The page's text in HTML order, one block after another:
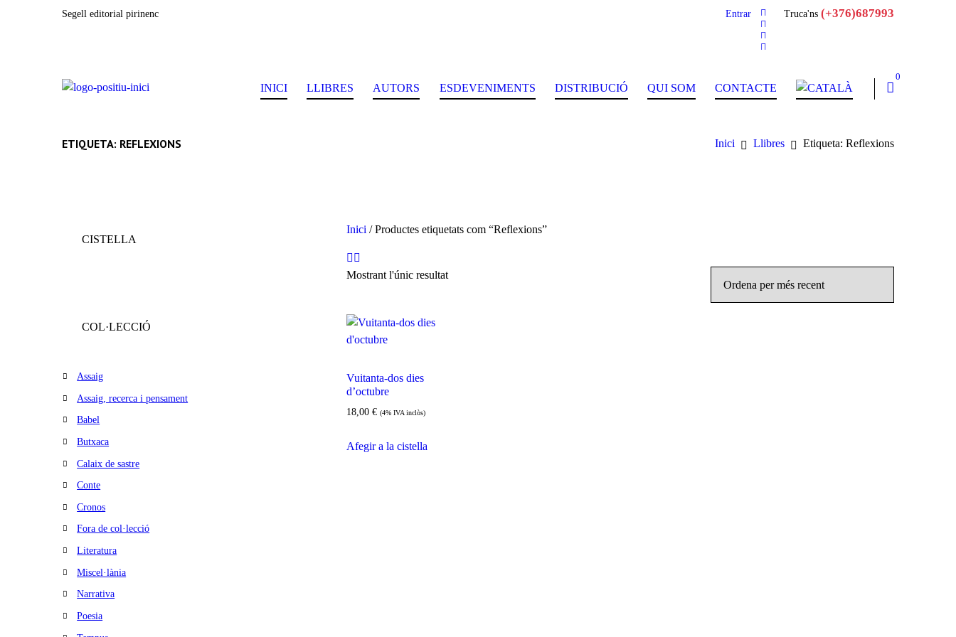
Segell editorial pirinenc Truca'ns (+376)687993
Entrar
INICI LLIBRES AUTORS ESDEVENIMENTS DISTRIBUCIÓ QUI SOM CONTACTE
0
ETIQUETA: REFLEXIONS Inici Llibres Etiqueta: Reflexions
Inici / Productes etiquetats com “Reflexions”
Mostrant l'únic resultat
Vuitanta-dos dies
d’octubre
18,00 € (4% IVA inclòs)
Afegir a la cistella
CISTELLA
COL·LECCIÓ
Assaig
Assaig, recerca i pensament
Babel
Butxaca
Calaix de sastre
Conte
Cronos
Fora de col·lecció
Literatura
Miscel·lània
Narrativa
Poesia